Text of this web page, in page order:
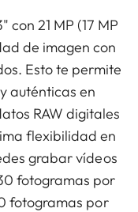
21 MP (17 MP
de imagen con
Esto te permite
auténticas en
RAW digitales
flexibilidad en
grabar vídeos
fotogramas por
fotogramas por